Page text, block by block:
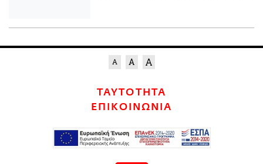
ΤΑΥΤΟΤΗΤΑ
ΕΠΙΚΟΙΝΩΝΙΑ